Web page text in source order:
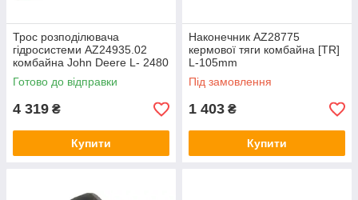
Трос розподілювача
гідросистеми AZ24935.02
комбайна John Deere L- 2480
мм
Готово до відправки
4 319 ₴
Купити
Наконечник AZ28775
кермової тяги комбайна [TR]
L-105mm
Під замовлення
1 403 ₴
Купити